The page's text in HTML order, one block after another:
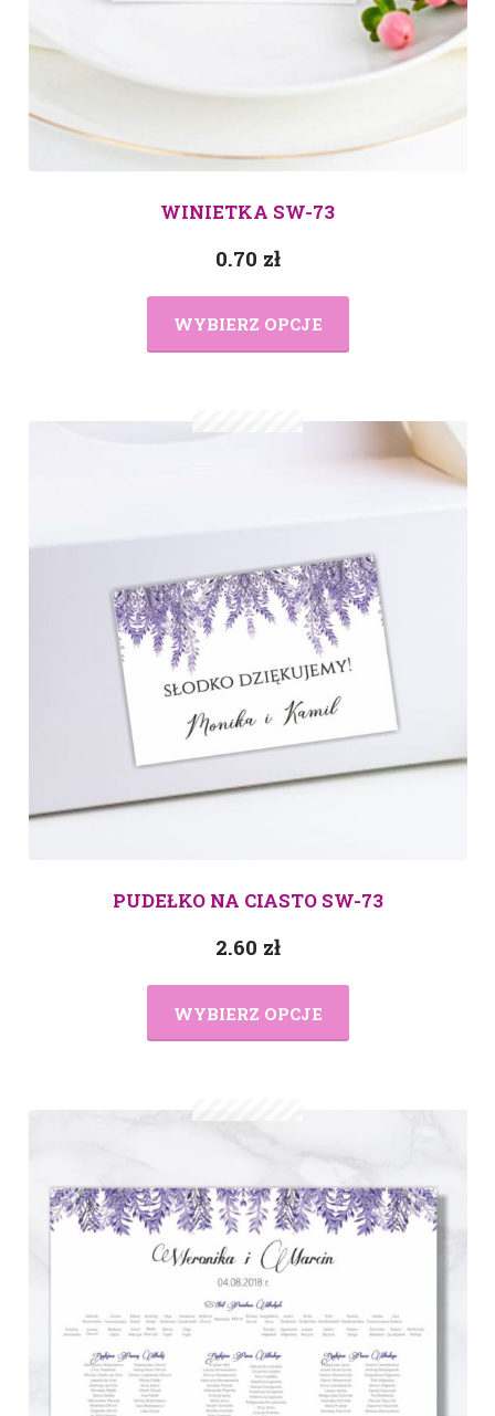
WINIETKA SW-73
0.70 zł
WYBIERZ OPCJE
PUDEŁKO NA CIASTO SW-73
2.60 zł
WYBIERZ OPCJE